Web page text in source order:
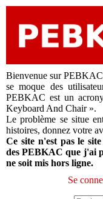
Bienvenue sur
se moque des
PEBKAC est un
Keyboard And Chair ».
Le problème se situe
histoires, donnez votre
Ce site n'est pas le
des PEBKAC que j'ai
ne soit mis hors ligne.
Se